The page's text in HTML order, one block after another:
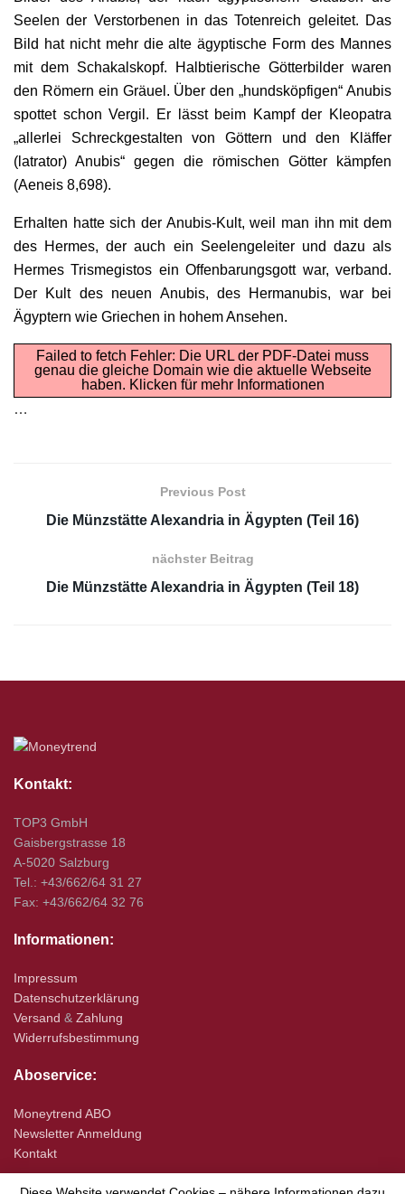
Seelen der Verstorbenen in das Totenreich geleitet. Das
Bild hat nicht mehr die alte ägyptische Form des Mannes
mit dem Schakalskopf. Halbtierische Götterbilder waren
den Römern ein Gräuel. Über den „hundsköpfigen“ Anubis
spottet schon Vergil. Er lässt beim Kampf der Kleopatra
„allerlei Schreckgestalten von Göttern und den Kläffer
(latrator) Anubis“ gegen die römischen Götter kämpfen
(Aeneis 8,698).
Erhalten hatte sich der Anubis-Kult, weil man ihn mit dem
des Hermes, der auch ein Seelengeleiter und dazu als
Hermes Trismegistos ein Offenbarungsgott war, verband.
Der Kult des neuen Anubis, des Hermanubis, war bei
Ägyptern wie Griechen in hohem Ansehen.
Failed to fetch Fehler: Die URL der PDF-Datei muss
genau die gleiche Domain wie die aktuelle Webseite
haben. Klicken für mehr Informationen
…
Previous Post
Die Münzstätte Alexandria in Ägypten (Teil 16)
nächster Beitrag
Die Münzstätte Alexandria in Ägypten (Teil 18)
Kontakt:
TOP3 GmbH
Gaisbergstrasse 18
A-5020 Salzburg
Tel.: +43/662/64 31 27
Fax: +43/662/64 32 76
Informationen:
Impressum
Datenschutzerklärung
Versand & Zahlung
Widerrufsbestimmung
Aboservice:
Moneytrend ABO
Newsletter Anmeldung
Kontakt